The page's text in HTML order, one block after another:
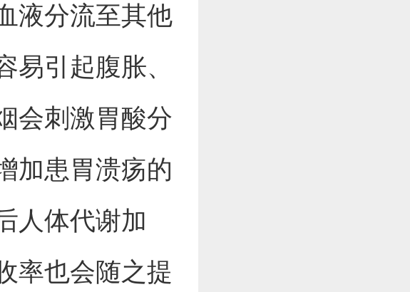
液分流至其他
引起腹胀、
会刺激胃酸分
加患胃溃疡的
人体代谢加
率也会随之提